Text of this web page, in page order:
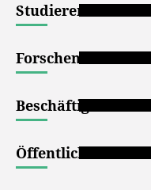
Studierende
Forschende
Beschäftigte
Öffentlichkeit